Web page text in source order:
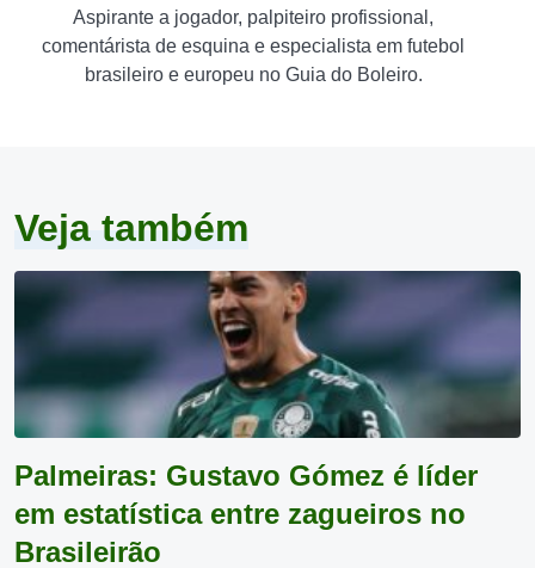
Aspirante a jogador, palpiteiro profissional,
comentárista de esquina e especialista em futebol
brasileiro e europeu no Guia do Boleiro.
Veja também
Palmeiras: Gustavo Gómez é líder
em estatística entre zagueiros no
Brasileirão